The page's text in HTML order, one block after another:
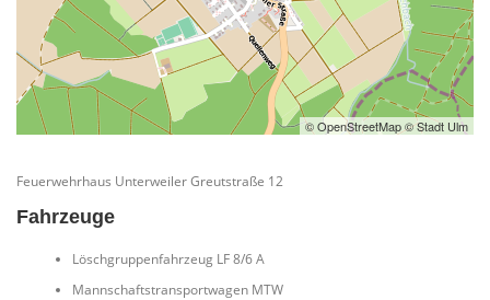
© OpenStreetMap © Stadt Ulm
Feuerwehrhaus Unterweiler Greutstraße 12
Fahrzeuge
Löschgruppenfahrzeug LF 8/6 A
Mannschaftstransportwagen MTW